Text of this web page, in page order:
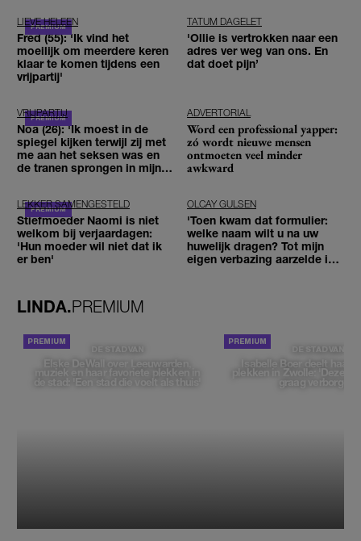
LIEVE HELEEN
Fred (55): 'Ik vind het
moeilijk om meerdere keren
klaar te komen tijdens een
vrijpartij'
TATUM DAGELET
'Ollie is vertrokken naar een
adres ver weg van ons. En
dat doet pijn’
VRIJPARTIJ
Noa (26): 'Ik moest in de
spiegel kijken terwijl zij met
me aan het seksen was en
de tranen sprongen in mijn
ADVERTORIAL
Word een professional yapper:
zó wordt nieuwe mensen
ontmoeten veel minder
awkward
LEKKER SAMENGESTELD
Stiefmoeder Naomi is niet
welkom bij verjaardagen:
'Hun moeder wil niet dat ik
er ben'
OLCAY GULSEN
'Toen kwam dat formulier:
welke naam wilt u na uw
huwelijk dragen? Tot mijn
eigen verbazing aarzelde ik
LINDA.PREMIUM
DE STAD VAN
Elske DeWall over Leeuwarden,
muziek en haar favoriete plekken in
de stad: 'Een stad die voelt als thuis'
DE STAD VAN
Isabelle Boer deelt haar
plekken in Zwolle: 'Deze
graag verborgen'